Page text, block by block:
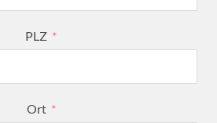
PLZ
Ort